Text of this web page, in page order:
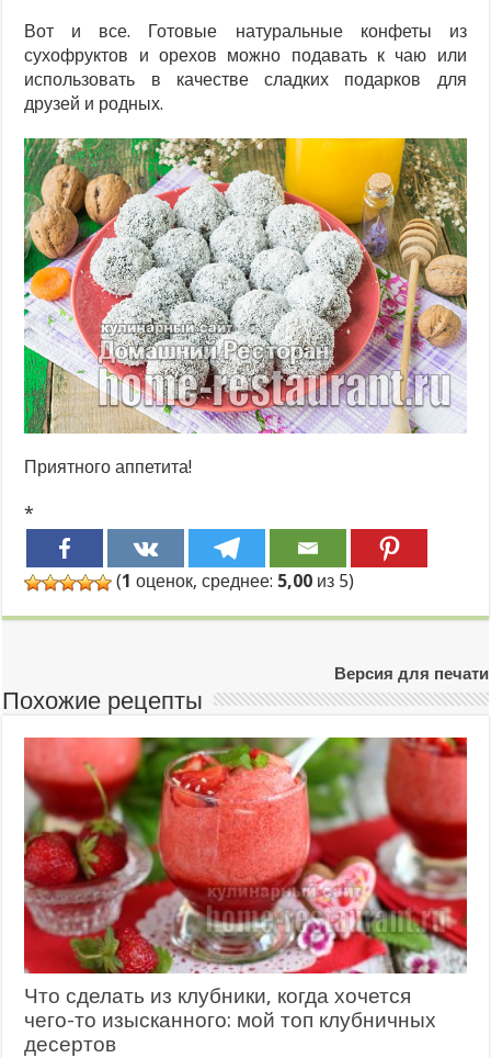
Вот и все. Готовые натуральные конфеты из
сухофруктов и орехов можно подавать к чаю или
использовать в качестве сладких подарков для
друзей и родных.
Приятного аппетита!
*
(1 оценок, среднее: 5,00 из 5)
Версия для печати
Похожие рецепты
Что сделать из клубники, когда хочется
чего-то изысканного: мой топ клубничных
десертов